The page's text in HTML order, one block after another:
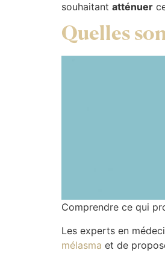
souhaitant atténuer
Quelles
Comprendre ce qui
Les experts en
mélasma et de